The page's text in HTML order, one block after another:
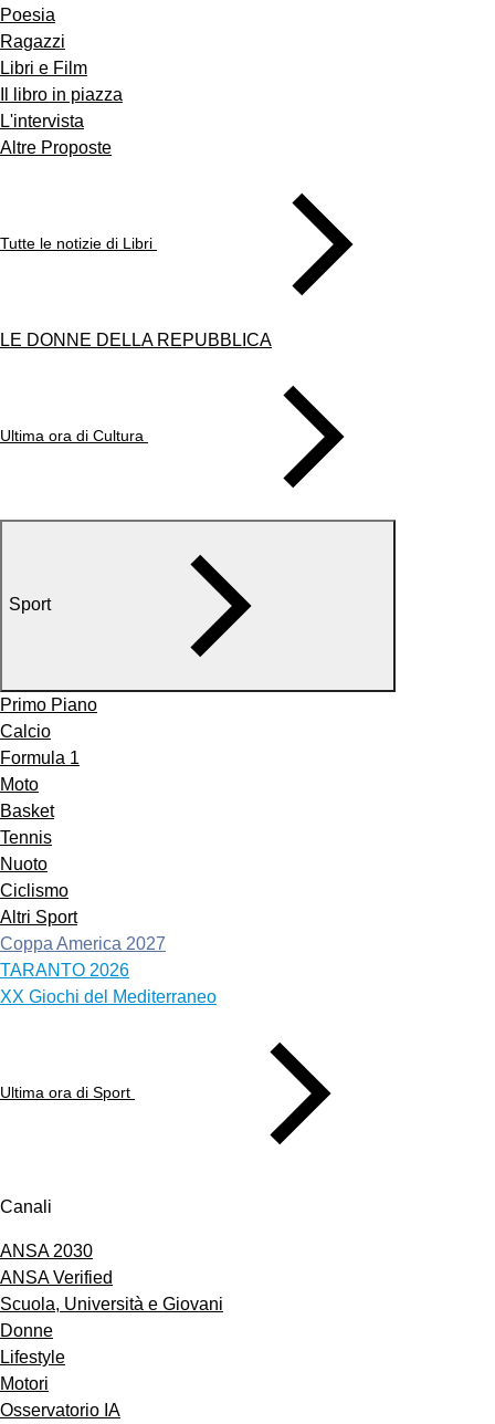
Poesia
Ragazzi
Libri e Film
Il libro in piazza
L'intervista
Altre Proposte
Tutte le notizie di Libri
LE DONNE DELLA REPUBBLICA
Ultima ora di Cultura
Sport
Primo Piano
Calcio
Formula 1
Moto
Basket
Tennis
Nuoto
Ciclismo
Altri Sport
Coppa America 2027
TARANTO 2026
XX Giochi del Mediterraneo
Ultima ora di Sport
Canali
ANSA 2030
ANSA Verified
Scuola, Università e Giovani
Donne
Lifestyle
Motori
Osservatorio IA